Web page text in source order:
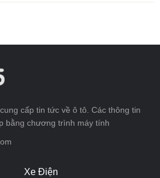
cấp tin tức về ô tô. Các thông tin
bằng chương trình máy tính
Xe Điện